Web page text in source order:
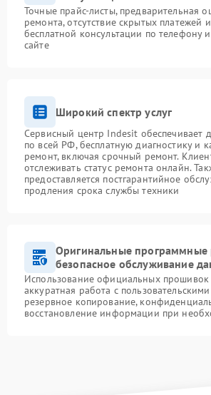
Точные прайс-листы, предварительная
ремонта, отсутствие скрытых платежей
бесплатной консультации по телефону
сайте
Широкий спектр услуг
Сервисный центр Indesit обеспечивает
по всей РФ, бесплатную диагностику и
ремонт, включая срочный ремонт.
отслеживать статус ремонта онлайн.
предоставляется постгарантийное
продления срока службы техники
Оригинальные программные
безопасное обслуживание
Использование официальных прошивок
аккуратная работа с
резервное копирование,
восстановление информации при